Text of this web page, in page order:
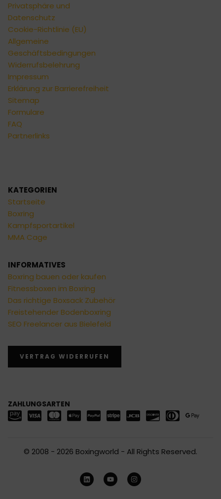
Privatsphäre und
Datenschutz
Cookie-Richtlinie (EU)
Allgemeine
Geschäftsbedingungen
Widerrufsbelehrung
Impressum
Erklärung zur Barrierefreiheit
Sitemap
Formulare
FAQ
Partnerlinks
KATEGORIEN
Startseite
Boxring
Kampfsportartikel
MMA Cage
INFORMATIVES
Boxring bauen oder kaufen
Fitnessboxen im Boxring
Das richtige Boxsack Zubehör
Freistehender Bodenboxring
SEO Freelancer aus Bielefeld
VERTRAG WIDERRUFEN
ZAHLUNGSARTEN
© 2008 - 2026 Boxingworld - All Rights Reserved.